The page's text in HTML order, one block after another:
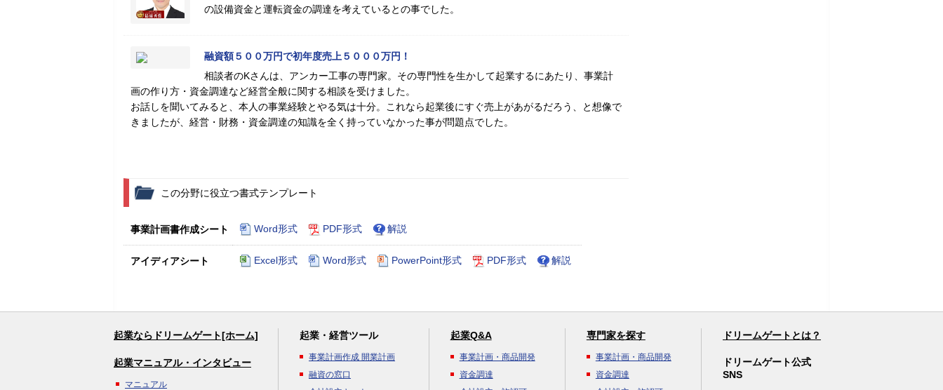
の設備資金と運転資金の調達を考えているとの事でした。
融資額５００万円で初年度売上５０００万円！
相談者のKさんは、アンカー工事の専門家。その専門性を生かして起業するにあたり、事業計
画の作り方・資金調達など経営全般に関する相談を受けました。
お話しを聞いてみると、本人の事業経験とやる気は十分。これなら起業後にすぐ売上があがるだろう、と想像で
きましたが、経営・財務・資金調達の知識を全く持っていなかった事が問題点でした。
この分野に役立つ書式テンプレート
事業計画書作成シート Word形式 PDF形式 解説
アイディアシート Excel形式 Word形式 PowerPoint形式 PDF形式 解説
起業ならドリームゲート[ホーム]
起業マニュアル・インタビュー
マニュアル
起業・経営ツール
事業計画作成 開業計画
融資の窓口
起業Q&A
事業計画・商品開発
資金調達
専門家を探す
事業計画・商品開発
資金調達
ドリームゲートとは？
ドリームゲート公式
SNS